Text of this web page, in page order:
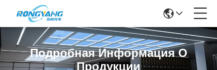
Подробная Информация О
Продукции